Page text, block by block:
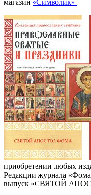
магазин «Символик»
приобретении любых
Редакции журнала
выпуск «СВЯТОЙ